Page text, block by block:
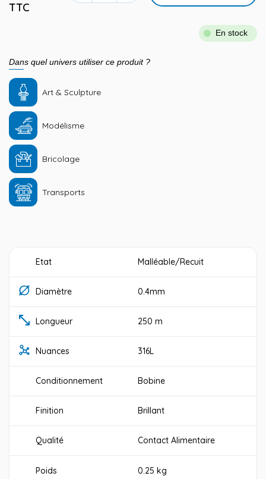
TTC
En stock
Dans quel univers utiliser ce produit ?
Art & Sculpture
Modélisme
Bricolage
Transports
Etat Malléable/Recuit
Diamètre 0.4mm
Longueur 250 m
Nuances 316L
Conditionnement Bobine
Finition Brillant
Qualité Contact Alimentaire
Poids 0.25 kg